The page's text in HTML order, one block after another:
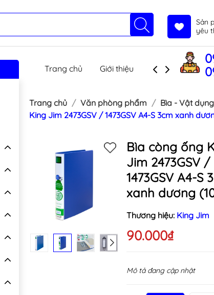
Sản
yêu
Trang chủ Giới thiệu Sản phẩm
Trang chủ Văn phòng phẩm Bìa - Vật
King Jim 2473GSV / 1473GSV A4-S 3cm xanh
Bìa còng ống
Jim 2473GSV /
1473GSV A4-S
xanh dương
Thương hiệu: King Jim
90.000₫
Mô tả đang cập nhật